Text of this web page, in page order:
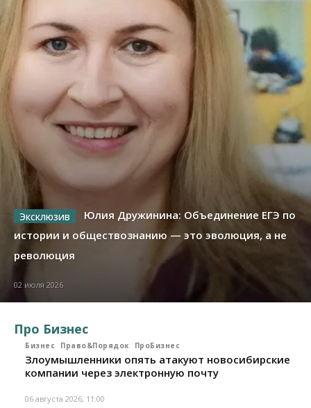
Юлия Дружинина: Объединение ЕГЭ по
истории и обществознанию — это эволюция, а не
революция
02 июля 2026
Про Бизнес
Бизнес Право&Порядок ПроБизнес
Злоумышленники опять атакуют новосибирские
компании через электронную почту
06 августа 2026, 11:00